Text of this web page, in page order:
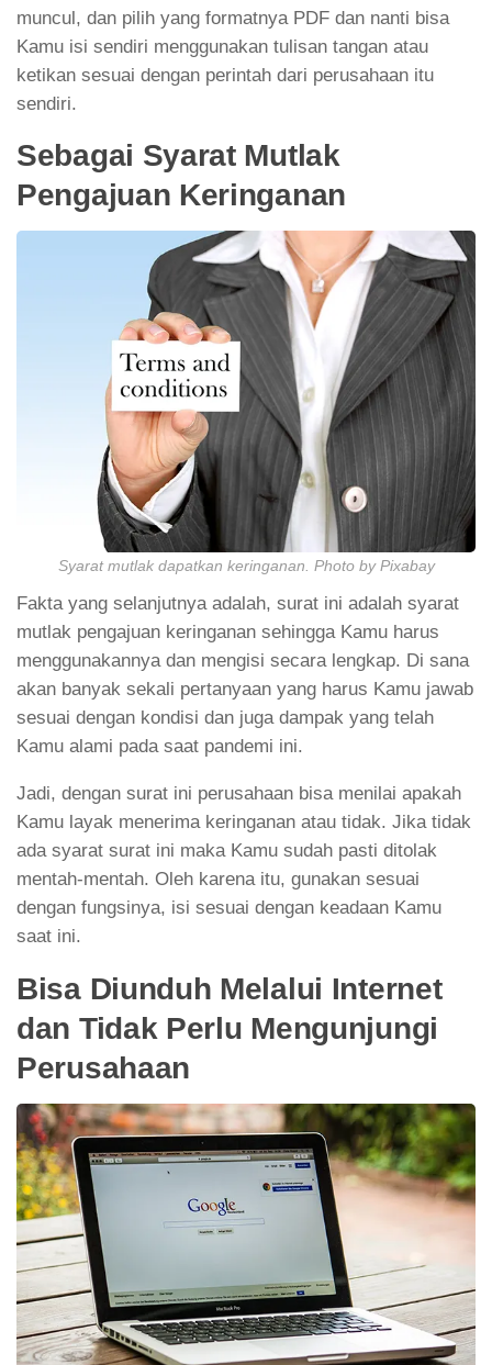
muncul, dan pilih yang formatnya PDF dan nanti bisa
Kamu isi sendiri menggunakan tulisan tangan atau
ketikan sesuai dengan perintah dari perusahaan itu
sendiri.
Sebagai Syarat Mutlak
Pengajuan Keringanan
Syarat mutlak dapatkan keringanan. Photo by Pixabay
Fakta yang selanjutnya adalah, surat ini adalah syarat
mutlak pengajuan keringanan sehingga Kamu harus
menggunakannya dan mengisi secara lengkap. Di sana
akan banyak sekali pertanyaan yang harus Kamu jawab
sesuai dengan kondisi dan juga dampak yang telah
Kamu alami pada saat pandemi ini.
Jadi, dengan surat ini perusahaan bisa menilai apakah
Kamu layak menerima keringanan atau tidak. Jika tidak
ada syarat surat ini maka Kamu sudah pasti ditolak
mentah-mentah. Oleh karena itu, gunakan sesuai
dengan fungsinya, isi sesuai dengan keadaan Kamu
saat ini.
Bisa Diunduh Melalui Internet
dan Tidak Perlu Mengunjungi
Perusahaan